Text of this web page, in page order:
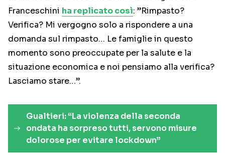
Franceschini ha replicato così: ”Rimpasto?
Verifica? Mi vergogno solo a rispondere a una
domanda sul rimpasto… Le famiglie in questo
momento sono preoccupate per la salute e la
situazione economica e noi pensiamo alla verifica?
Lasciamo stare…”.
Gualtieri: “La violenza della seconda
ondata ha sorpreso tutti, servono misure
dolorose per evitare lockdown”